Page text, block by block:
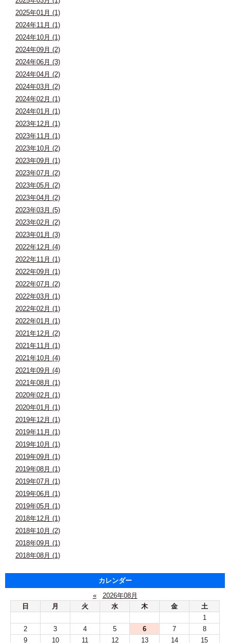
2025年01月 (1)
2024年11月 (1)
2024年10月 (1)
2024年09月 (2)
2024年06月 (3)
2024年04月 (2)
2024年03月 (2)
2024年02月 (1)
2024年01月 (1)
2023年12月 (1)
2023年11月 (1)
2023年10月 (2)
2023年09月 (1)
2023年07月 (2)
2023年05月 (2)
2023年04月 (2)
2023年03月 (5)
2023年02月 (2)
2023年01月 (3)
2022年12月 (4)
2022年11月 (1)
2022年09月 (1)
2022年07月 (2)
2022年03月 (1)
2022年02月 (1)
2022年01月 (1)
2021年12月 (2)
2021年11月 (1)
2021年10月 (4)
2021年09月 (4)
2021年08月 (1)
2020年02月 (1)
2020年01月 (1)
2019年12月 (1)
2019年11月 (1)
2019年10月 (1)
2019年09月 (1)
2019年08月 (1)
2019年07月 (1)
2019年06月 (1)
2019年05月 (1)
2018年12月 (1)
2018年10月 (2)
2018年09月 (1)
2018年08月 (1)
カレンダー
«
2026年08月
日
月 火 水 木 金
土
1
2
3 4 5 6 7
8
9
10 11 12 13 14 15